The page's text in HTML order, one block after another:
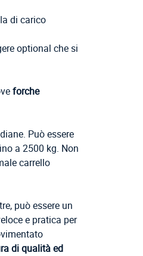
di carico
optional che si
forche
Può essere
a 2500 kg. Non
carrello
può essere un
e pratica per
di qualità ed